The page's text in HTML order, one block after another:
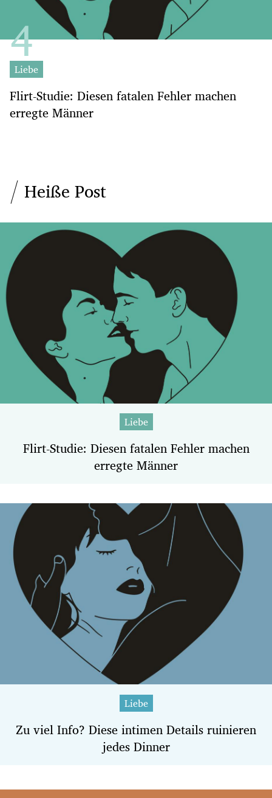
Liebe
Flirt-Studie: Diesen fatalen Fehler machen
erregte Männer
Heiße Post
Liebe
Flirt-Studie: Diesen fatalen Fehler machen
erregte Männer
Liebe
Zu viel Info? Diese intimen Details ruinieren
jedes Dinner